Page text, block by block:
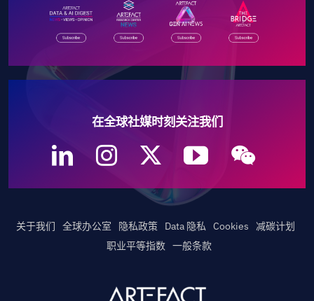
在全球社媒时刻关注我们
关于我们 全球办公室 隐私政策 Data 隐私 Cookies
减碳计划
职业平等指数 一般条款